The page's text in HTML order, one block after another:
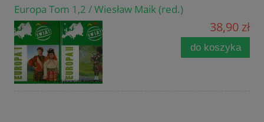
Europa Tom 1,2 / Wiesław Maik (red.)
38,90 zł
do koszyka